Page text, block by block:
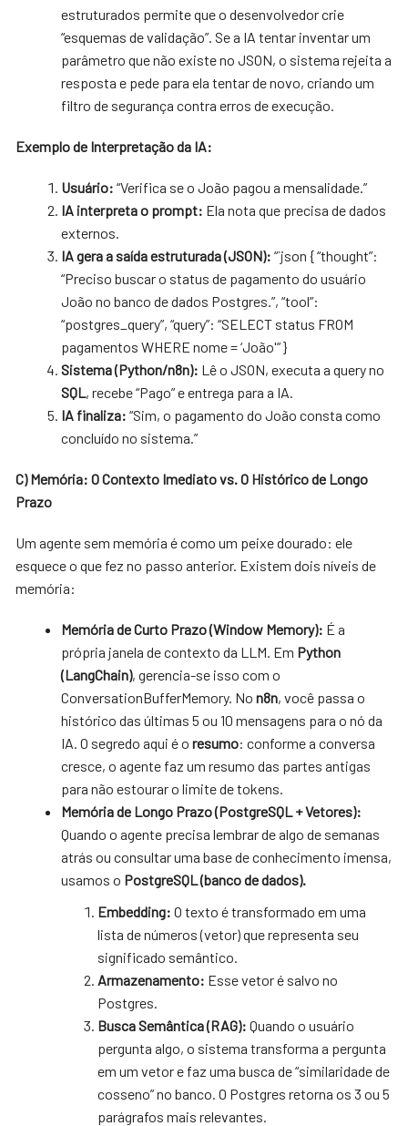
estruturados permite que o desenvolvedor crie
“esquemas de validação”. Se a IA tentar inventar um
parâmetro que não existe no JSON, o sistema rejeita a
resposta e pede para ela tentar de novo, criando um
filtro de segurança contra erros de execução.
Exemplo de Interpretação da IA:
Usuário: “Verifica se o João pagou a mensalidade.”
IA interpreta o prompt: Ela nota que precisa de dados
externos.
IA gera a saída estruturada (JSON): “`json { “thought”:
“Preciso buscar o status de pagamento do usuário
João no banco de dados Postgres.”, “tool”:
“postgres_query”, “query”: “SELECT status FROM
pagamentos WHERE nome = ‘João'” }
Sistema (Python/n8n): Lê o JSON, executa a query no
SQL , recebe “Pago” e entrega para a IA.
IA finaliza: “Sim, o pagamento do João consta como
concluído no sistema.”
C) Memória: O Contexto Imediato vs. O Histórico de Longo
Prazo
Um agente sem memória é como um peixe dourado: ele
esquece o que fez no passo anterior. Existem dois níveis de
memória:
Memória de Curto Prazo (Window Memory): É a
própria janela de contexto da LLM. Em Python
(LangChain), gerencia-se isso com o
ConversationBufferMemory. Non8n, você passa o
histórico das últimas 5 ou 10 mensagens para o nó da
IA. O segredo aqui é oresumo: conforme a conversa
cresce, o agente faz um resumo das partes antigas
para não estourar o limite de tokens.
Memória de Longo Prazo (PostgreSQL + Vetores):
Quando o agente precisa lembrar de algo de semanas
atrás ou consultar uma base de conhecimento imensa,
usamos o PostgreSQL (banco de dados).
Embedding: O texto é transformado em uma
lista de números (vetor) que representa seu
significado semântico.
Armazenamento: Esse vetor é salvo no
Postgres.
Busca Semântica (RAG): Quando o usuário
pergunta algo, o sistema transforma a pergunta
em um vetor e faz uma busca de “similaridade de
cosseno” no banco. O Postgres retorna os 3 ou 5
parágrafos mais relevantes.